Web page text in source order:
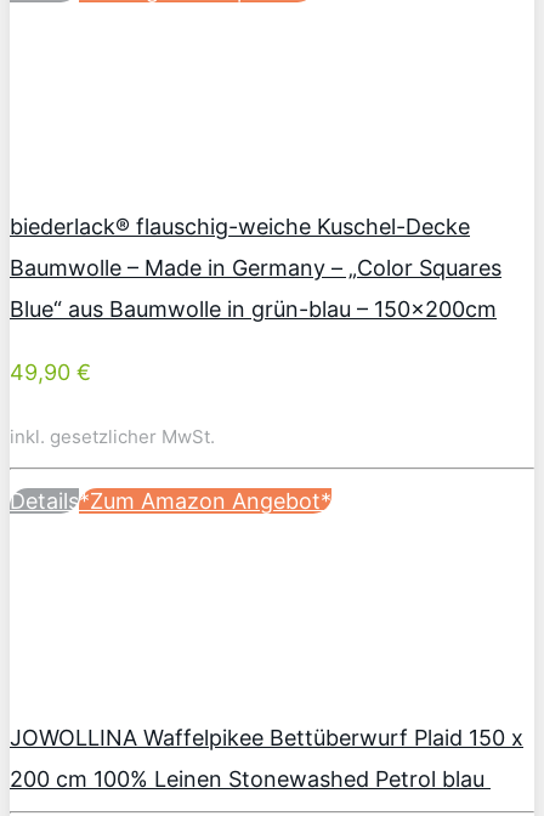
biederlack® flauschig-weiche Kuschel-Decke
Baumwolle – Made in Germany – „Color Squares
Blue“ aus Baumwolle in grün-blau – 150x200cm
49,90 €
inkl. gesetzlicher MwSt.
Details*Zum Amazon Angebot*
JOWOLLINA Waffelpikee Bettüberwurf Plaid 150 x
200 cm 100% Leinen Stonewashed Petrol blau